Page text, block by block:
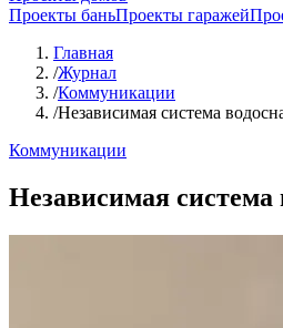
Проекты баньПроекты гаражей
Главная
/Журнал
/Коммуникации
/Независимая система
Коммуникации
Независимая система